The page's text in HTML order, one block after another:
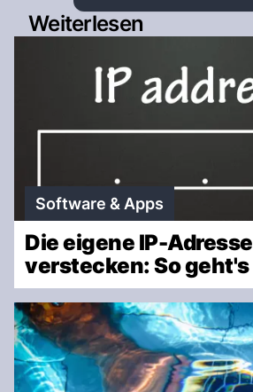
Weiterlesen
Software & Apps
Die eigene IP-Adresse
verstecken: So geht's